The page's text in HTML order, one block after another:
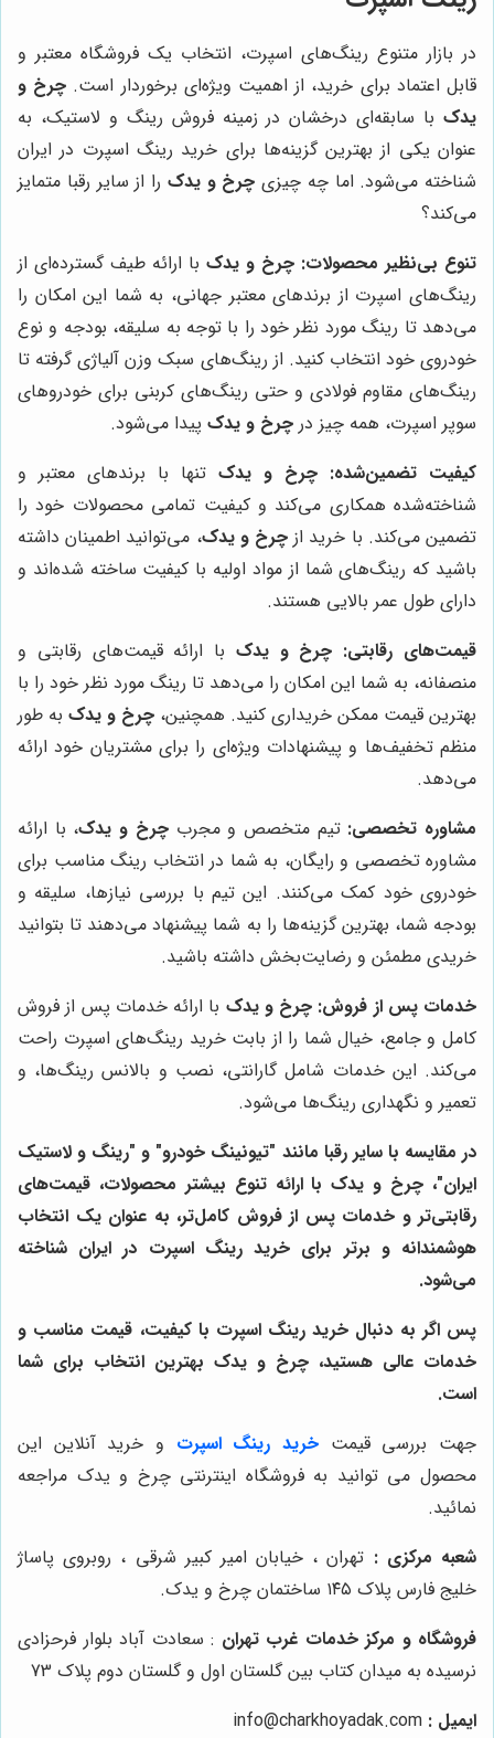
در بازار متنوع رینگ‌های اسپرت، انتخاب یک فروشگاه معتبر و
قابل اعتماد برای خرید، از اهمیت ویژه‌ای برخوردار است. چرخ و
یدک با سابقه‌ای درخشان در زمینه فروش رینگ و لاستیک، به
عنوان یکی از بهترین گزینه‌ها برای خرید رینگ اسپرت در ایران
شناخته می‌شود. اما چه چیزی چرخ و یدک را از سایر رقبا متمایز
می‌کند؟
تنوع بی‌نظیر محصولات: چرخ و یدک با ارائه طیف گسترده‌ای از
رینگ‌های اسپرت از برندهای معتبر جهانی، به شما این امکان را
می‌دهد تا رینگ مورد نظر خود را با توجه به سلیقه، بودجه و نوع
خودروی خود انتخاب کنید. از رینگ‌های سبک وزن آلیاژی گرفته تا
رینگ‌های مقاوم فولادی و حتی رینگ‌های کربنی برای خودروهای
سوپر اسپرت، همه چیز در چرخ و یدک پیدا می‌شود.
کیفیت تضمین‌شده: چرخ و یدک تنها با برندهای معتبر و
شناخته‌شده همکاری می‌کند و کیفیت تمامی محصولات خود را
تضمین می‌کند. با خرید از چرخ و یدک، می‌توانید اطمینان داشته
باشید که رینگ‌های شما از مواد اولیه با کیفیت ساخته شده‌اند و
دارای طول عمر بالایی هستند.
قیمت‌های رقابتی: چرخ و یدک با ارائه قیمت‌های رقابتی و
منصفانه، به شما این امکان را می‌دهد تا رینگ مورد نظر خود را با
بهترین قیمت ممکن خریداری کنید. همچنین، چرخ و یدک به طور
منظم تخفیف‌ها و پیشنهادات ویژه‌ای را برای مشتریان خود ارائه
می‌دهد.
مشاوره تخصصی: تیم متخصص و مجربچرخ و یدک، با ارائه
مشاوره تخصصی و رایگان، به شما در انتخاب رینگ مناسب برای
خودروی خود کمک می‌کنند. این تیم با بررسی نیازها، سلیقه و
بودجه شما، بهترین گزینه‌ها را به شما پیشنهاد می‌دهند تا بتوانید
خریدی مطمئن و رضایت‌بخش داشته باشید.
خدمات پس از فروش: چرخ و یدک با ارائه خدمات پس از فروش
کامل و جامع، خیال شما را از بابت خرید رینگ‌های اسپرت راحت
می‌کند. این خدمات شامل گارانتی، نصب و بالانس رینگ‌ها، و
تعمیر و نگهداری رینگ‌ها می‌شود.
در مقایسه با سایر رقبا مانند "تیونینگ خودرو" و "رینگ و لاستیک
ایران"، چرخ و یدکبا ارائه تنوع بیشتر محصولات، قیمت‌های
رقابتی‌تر و خدمات پس از فروش کامل‌تر، به عنوان یک انتخاب
هوشمندانه و برتر برای خرید رینگ اسپرت در ایران شناخته
می‌شود.
پس اگر به دنبال خرید رینگ اسپرت با کیفیت، قیمت مناسب و
خدمات عالی هستید، چرخ و یدک بهترین انتخاب برای شما
است.
جهت بررسی قیمت خرید رینگ اسپرت و خرید آنلاین این
محصول می توانید به فروشگاه اینترنتی چرخ و یدک مراجعه
نمائید.
شعبه مرکزی : تهران ، خیابان امیر کبیر شرقی ، روبروی پاساژ
خلیج فارس پلاک ۱۴۵ ساختمان چرخ و یدک.
فروشگاه و مرکز خدمات غرب تهران : سعادت آباد بلوار فرحزادی
نرسیده به میدان کتاب بین گلستان اول و گلستان دوم پلاک 73
ایمیل : info@charkhoyadak.com